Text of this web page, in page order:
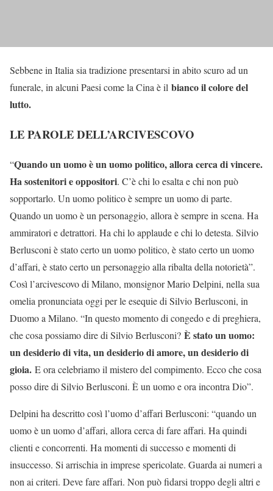
Sebbene in Italia sia tradizione presentarsi in abito scuro ad un
funerale, in alcuni Paesi come la Cina è il bianco il colore del
lutto.
LE PAROLE DELL’ARCIVESCOVO
“Quando un uomo è un uomo politico, allora cerca di vincere.
Ha sostenitori e oppositori. C’è chi lo esalta e chi non può
sopportarlo. Un uomo politico è sempre un uomo di parte.
Quando un uomo è un personaggio, allora è sempre in scena. Ha
ammiratori e detrattori. Ha chi lo applaude e chi lo detesta. Silvio
Berlusconi è stato certo un uomo politico, è stato certo un uomo
d’affari, è stato certo un personaggio alla ribalta della notorietà”.
Così l’arcivescovo di Milano, monsignor Mario Delpini, nella sua
omelia pronunciata oggi per le esequie di Silvio Berlusconi, in
Duomo a Milano. “In questo momento di congedo e di preghiera,
che cosa possiamo dire di Silvio Berlusconi? È stato un uomo:
un desiderio di vita, un desiderio di amore, un desiderio di
gioia. E ora celebriamo il mistero del compimento. Ecco che cosa
posso dire di Silvio Berlusconi. È un uomo e ora incontra Dio”.
Delpini ha descritto così l’uomo d’affari Berlusconi: “quando un
uomo è un uomo d’affari, allora cerca di fare affari. Ha quindi
clienti e concorrenti. Ha momenti di successo e momenti di
insuccesso. Si arrischia in imprese spericolate. Guarda ai numeri a
non ai criteri. Deve fare affari. Non può fidarsi troppo degli altri e